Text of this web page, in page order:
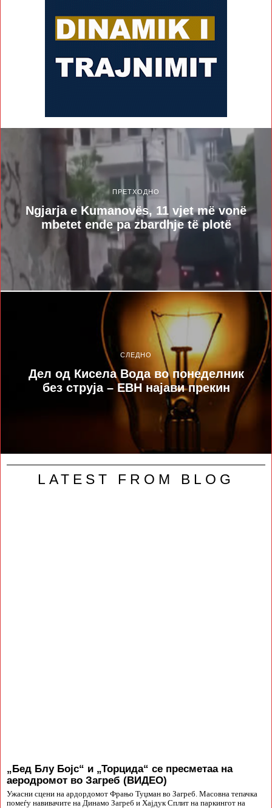
ПРЕТХОДНО
Ngjarja e Kumanovës, 11 vjet më vonë
mbetet ende pa zbardhje të plotë
СЛЕДНО
Дел од Кисела Вода во понеделник
без струја – ЕВН најави прекин
LATEST FROM BLOG
„Бед Блу Бојс“ и „Торцида“ се пресметаа на
аеродромот во Загреб (ВИДЕО)
Ужасни сцени на ардордомот Фрањо Туџман во Загреб. Масовна тепачка
помеѓу навивачите на Динамо Загреб и Хајдук Сплит на паркингот на